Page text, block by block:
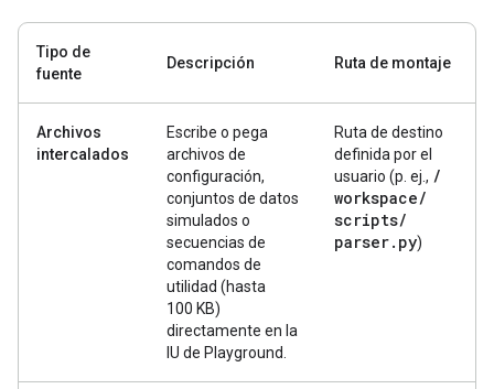
Tipo de
fuente
Descripción Ruta de montaje
Archivos
intercalados
Escribe o pega
archivos de
configuración,
conjuntos de datos
simulados o
secuencias de
comandos de
utilidad (hasta
100 KB)
directamente en la
IU de Playground.
Ruta de destino
definida por el
usuario (p. ej., /
workspace/
scripts/
parser. py)